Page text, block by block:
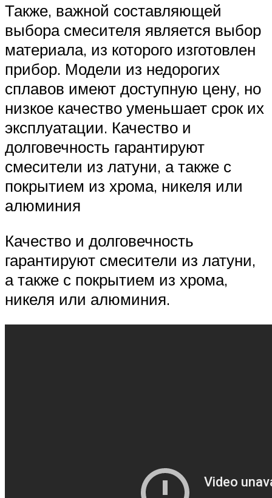
Также, важной составляющей
выбора смесителя является выбор
материала, из которого изготовлен
прибор. Модели из недорогих
сплавов имеют доступную цену, но
низкое качество уменьшает срок их
эксплуатации. Качество и
долговечность гарантируют
смесители из латуни, а также с
покрытием из хрома, никеля или
алюминия
Качество и долговечность
гарантируют смесители из латуни,
а также с покрытием из хрома,
никеля или алюминия.